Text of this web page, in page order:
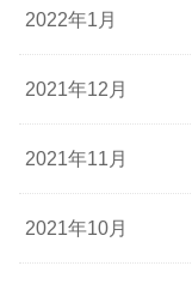
2022年1月
2021年12月
2021年11月
2021年10月